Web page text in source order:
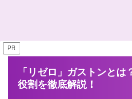
PR
「リゼロ」ガストンとは
役割を徹底解説！